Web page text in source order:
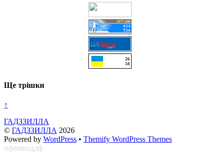
Ще трішки
↑
ГАДЗЗИЛЛА
© ГАДЗЗИЛЛА 2026
Powered by WordPress • Themify WordPress Themes
пфвяяшддф